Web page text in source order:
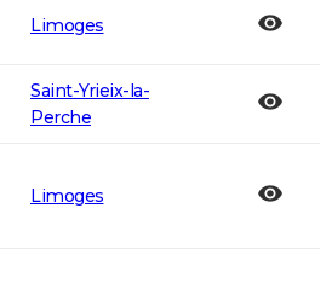
Limoges
Saint-Yrieix-la-
Perche
Limoges